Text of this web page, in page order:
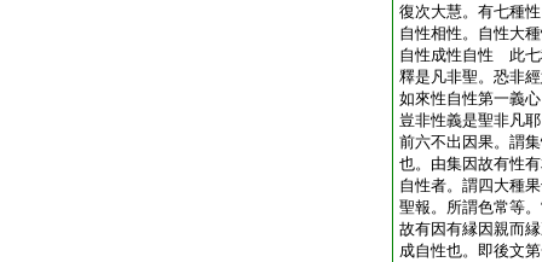
復次大慧。有七種
自性相性。自性大
自性成性自性 此七
釋是凡非聖。恐非
如來性自性第一義
豈非性義是聖非凡
前六不出因果。謂
也。由集因故有性
自性者。謂四大種
聖報。所謂色常等
故有因有縁因親而
成自性也。即後文